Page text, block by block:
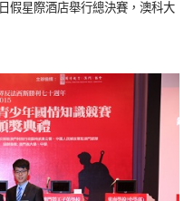
日假星際酒店舉行總決賽，澳科大